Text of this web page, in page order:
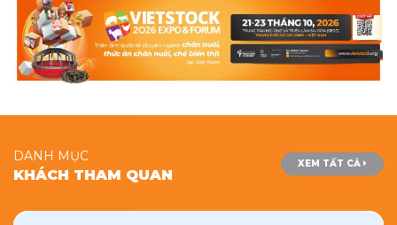
DANH MỤC
KHÁCH THAM QUAN
XEM TẤT CẢ